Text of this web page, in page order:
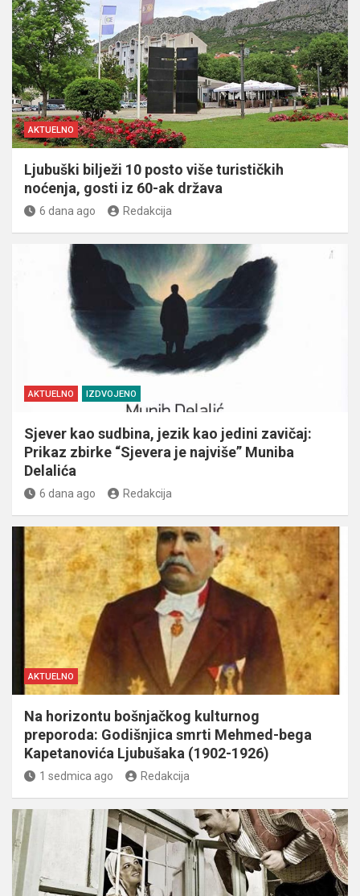
AKTUELNO
Ljubuški bilježi 10 posto više turističkih
noćenja, gosti iz 60-ak država
6 dana ago Redakcija
AKTUELNO IZDVOJENO
Sjever kao sudbina, jezik kao jedini zavičaj:
Prikaz zbirke “Sjevera je najviše” Muniba
Delalića
6 dana ago Redakcija
AKTUELNO
Na horizontu bošnjačkog kulturnog
preporoda: Godišnjica smrti Mehmed-bega
Kapetanovića Ljubušaka (1902-1926)
1 sedmica ago Redakcija